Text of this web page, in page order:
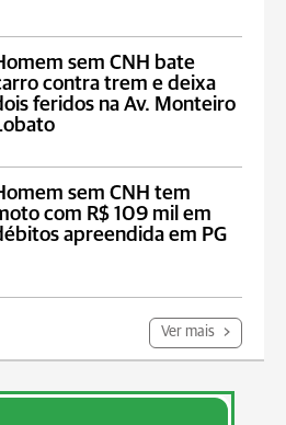
sem CNH bate
contra trem e deixa
feridos na Av. Monteiro
sem CNH tem
com R$ 109 mil em
apreendida em PG
Ver mais